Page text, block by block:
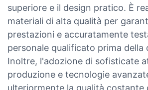
superiore e il design pratico. È
materiali di alta qualità per
prestazioni e accuratamente
personale qualificato prima della
Inoltre, l'adozione di sofisticate
produzione e tecnologie
ulteriormente la qualità costante